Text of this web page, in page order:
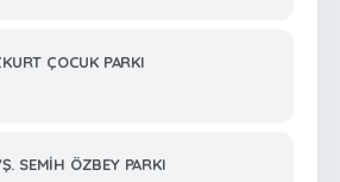
ÇOCUK PARKI
SEMİH ÖZBEY PARKI